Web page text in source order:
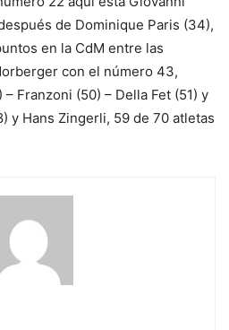
de Dominique Paris (34),
en la CdM entre las
con el número 43,
Franzoni (50) – Della Fet (51) y
y Hans Zingerli, 59 de 70 atletas